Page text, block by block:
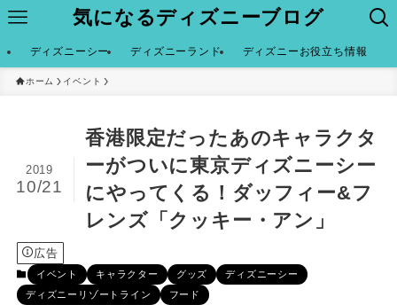
気になるディズニーブログ
ディズニーシー ディズニーランド ディズニーお役立ち情報
ホーム イベント
香港限定だったあのキャラクタ
ーがついに東京ディズニーシー
にやってくる！ダッフィー&フ
レンズ「クッキー・アン」
2019
10/21
広告
イベント キャラクター グッズ
ディズニーシー
ディズニーリゾートライン
フード